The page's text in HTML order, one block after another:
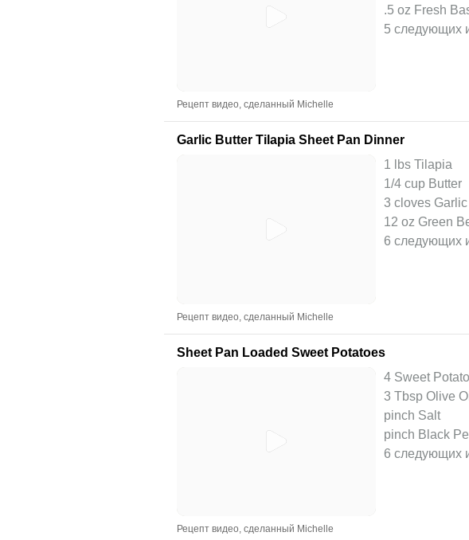
.5 oz Fresh
5 следующих
Рецепт видео, сделанный Michelle
Garlic Butter Tilapia Sheet Pan Dinner
1 lbs Tilapia
1/4 cup Butter
3 cloves Garlic
12 oz Green
6 следующих
Рецепт видео, сделанный Michelle
Sheet Pan Loaded Sweet Potatoes
4 Sweet
3 Tbsp Olive
pinch Salt
pinch Black
6 следующих
Рецепт видео, сделанный Michelle